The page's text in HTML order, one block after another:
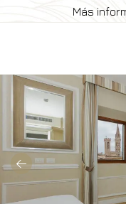
Más